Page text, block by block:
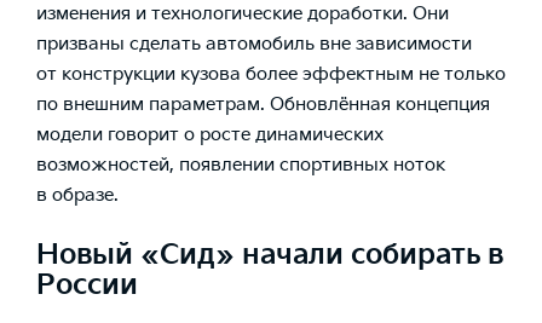
изменения и технологические доработки. Они
призваны сделать автомобиль вне зависимости
от конструкции кузова более эффектным не только
по внешним параметрам. Обновлённая концепция
модели говорит о росте динамических
возможностей, появлении спортивных ноток
в образе.
Новый «Сид» начали собирать в
России